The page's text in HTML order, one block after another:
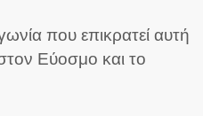
που επικρατεί αυτή
Εύοσμο και το